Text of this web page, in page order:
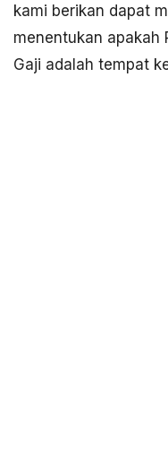
kami berikan dapat
menentukan apakah
Gaji adalah tempat